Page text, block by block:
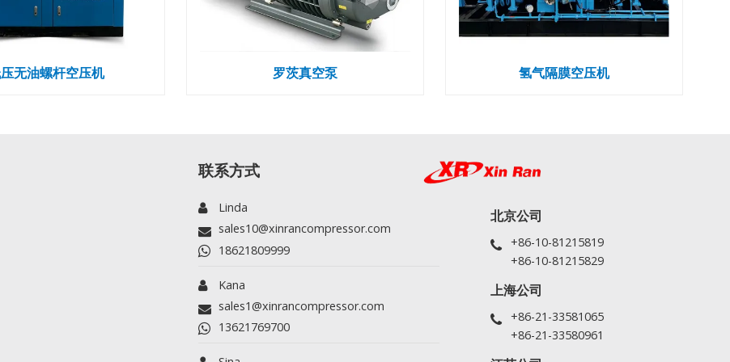
无油螺杆空压机 罗茨真空泵 氢气隔膜空压机
联系方式
Linda
sales10@xinrancompressor.com
18621809999
Kana
sales1@xinrancompressor.com
13621769700
北京公司
+86-10-81215819
+86-10-81215829
上海公司
+86-21-33581065
+86-21-33580961